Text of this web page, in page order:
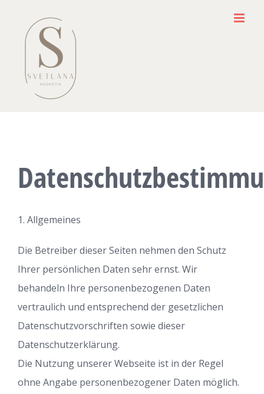
1. Allgemeines
Die Betreiber dieser Seiten nehmen den Schutz
Ihrer persönlichen Daten sehr ernst. Wir
behandeln Ihre personenbezogenen Daten
vertraulich und entsprechend der gesetzlichen
Datenschutzvorschriften sowie dieser
Datenschutzerklärung.
Die Nutzung unserer Webseite ist in der Regel
ohne Angabe personenbezogener Daten möglich.